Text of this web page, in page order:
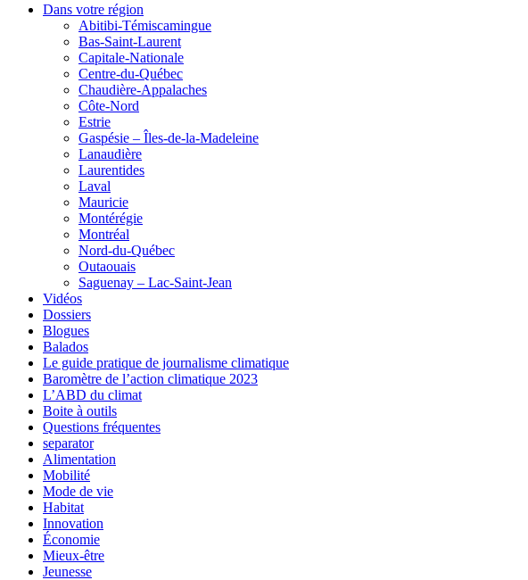
Dans votre région
Abitibi-Témiscamingue
Bas-Saint-Laurent
Capitale-Nationale
Centre-du-Québec
Chaudière-Appalaches
Côte-Nord
Estrie
Gaspésie – Îles-de-la-Madeleine
Lanaudière
Laurentides
Laval
Mauricie
Montérégie
Montréal
Nord-du-Québec
Outaouais
Saguenay – Lac-Saint-Jean
Vidéos
Dossiers
Blogues
Balados
Le guide pratique de journalisme climatique
Baromètre de l’action climatique 2023
L’ABD du climat
Boite à outils
Questions fréquentes
separator
Alimentation
Mobilité
Mode de vie
Habitat
Innovation
Économie
Mieux-être
Jeunesse